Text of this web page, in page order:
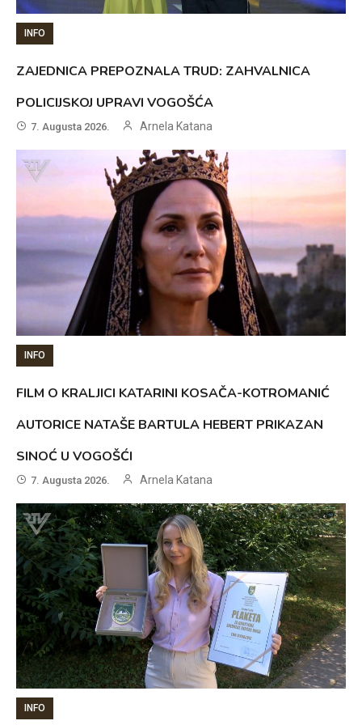
INFO
ZAJEDNICA PREPOZNALA TRUD: ZAHVALNICA
POLICIJSKOJ UPRAVI VOGOŠĆA
7. Augusta 2026. Arnela Katana
INFO
FILM O KRALJICI KATARINI KOSAČA-KOTROMANIĆ
AUTORICE NATAŠE BARTULA HEBERT PRIKAZAN
SINOĆ U VOGOŠĆI
7. Augusta 2026. Arnela Katana
INFO